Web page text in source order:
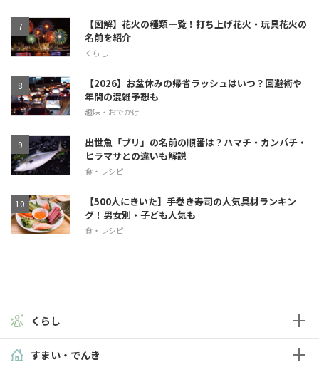
【図解】花火の種類一覧！打ち上げ花火・玩具花火の
名前を紹介
くらし
【2026】お盆休みの帰省ラッシュはいつ？回避術や
年間の混雑予想も
趣味・おでかけ
出世魚「ブリ」の名前の順番は？ハマチ・カンパチ・
ヒラマサとの違いも解説
食・レシピ
【500人にきいた】手巻き寿司の人気具材ランキン
グ！男女別・子ども人気も
食・レシピ
くらし
すまい・でんき